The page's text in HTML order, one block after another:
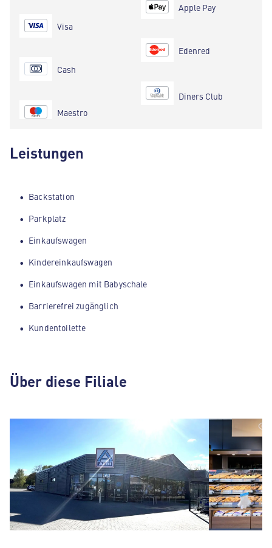
Visa
Cash
Maestro
Apple Pay
Edenred
Diners Club
Leistungen
Backstation
Parkplatz
Einkaufswagen
Kindereinkaufswagen
Einkaufswagen mit Babyschale
Barrierefrei zugänglich
Kundentoilette
Über diese Filiale